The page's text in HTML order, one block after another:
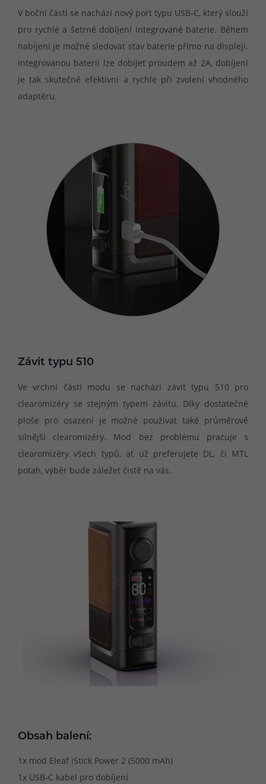
V boční části se nachází nový port typu USB-C, který slouží
pro rychlé a šetrné dobíjení integrované baterie. Během
nabíjení je možné sledovat stav baterie přímo na displeji.
Integrovanou baterii lze dobíjet proudem až 2A, dobíjení
je tak skutečně efektivní a rychlé při zvolení vhodného
adaptéru.
Závit typu 510
Ve vrchní části modu se nachází závit typu 510 pro
clearomizéry se stejným typem závitu. Díky dostatečné
ploše pro osazení je možné používat také průměrově
silnější clearomizéry. Mod bez problému pracuje s
clearomizéry všech typů, ať už preferujete DL, či MTL
potah, výběr bude záležet čistě na vás.
Obsah balení:
1x mod Eleaf iStick Power 2 (5000 mAh)
1x USB-C kabel pro dobíjení